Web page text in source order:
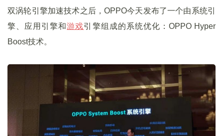
双涡轮引擎加速技术之后，OPPO今天发布了一个由系统引
擎、应用引擎和游戏引擎组成的系统优化：OPPO Hyper
Boost技术。